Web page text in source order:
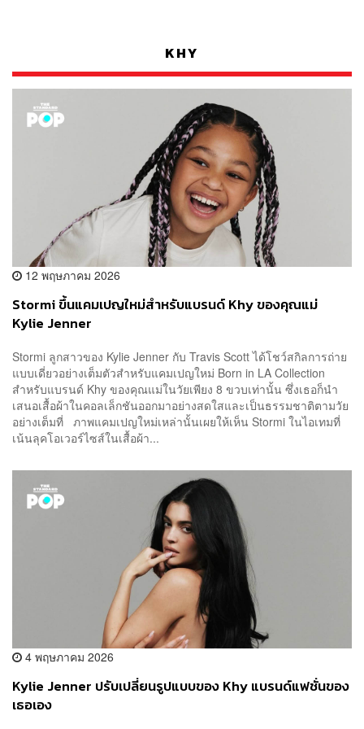
KHY
12 พฤษภาคม 2026
Stormi ขึ้นแคมเปญใหม่สำหรับแบรนด์ Khy ของคุณแม่
Kylie Jenner
Stormi ลูกสาวของ Kylie Jenner กับ Travis Scott ได้โชว์สกิลการถ่าย
แบบเดี่ยวอย่างเต็มตัวสำหรับแคมเปญใหม่ Born in LA Collection
สำหรับแบรนด์ Khy ของคุณแม่ในวัยเพียง 8 ขวบเท่านั้น ซึ่งเธอก็นำ
เสนอเสื้อผ้าในคอลเล็กชันออกมาอย่างสดใสและเป็นธรรมชาติตามวัย
อย่างเต็มที่ ภาพแคมเปญใหม่เหล่านั้นเผยให้เห็น Stormi ในไอเทมที่
เน้นลุคโอเวอร์ไซส์ในเสื้อผ้า...
4 พฤษภาคม 2026
Kylie Jenner ปรับเปลี่ยนรูปแบบของ Khy แบรนด์แฟชั่นของ
เธอเอง